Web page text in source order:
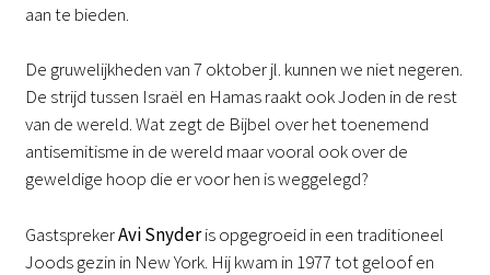
aan te bieden.
De gruwelijkheden van 7 oktober jl. kunnen we niet negeren.
De strijd tussen Israël en Hamas raakt ook Joden in de rest
van de wereld. Wat zegt de Bijbel over het toenemend
antisemitisme in de wereld maar vooral ook over de
geweldige hoop die er voor hen is weggelegd?
GastsprekerAvi Snyderis opgegroeid in een traditioneel
Joods gezin in New York. Hij kwam in 1977 tot geloof en